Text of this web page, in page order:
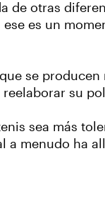
otras
es un
se
su
sea más
a menudo ha